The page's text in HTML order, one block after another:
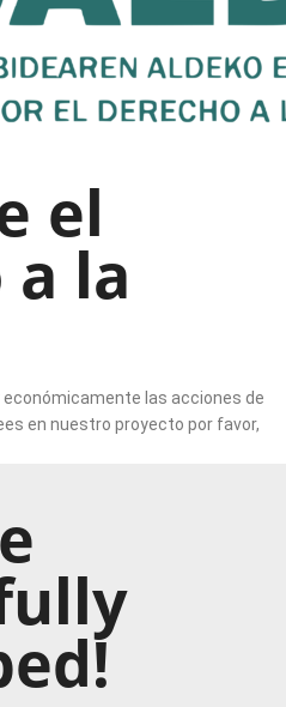
el
la
las acciones de
en nuestro proyecto por favor,